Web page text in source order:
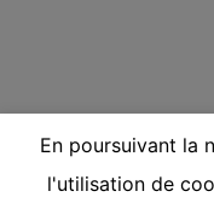
En poursuivant la
l'utilisation de